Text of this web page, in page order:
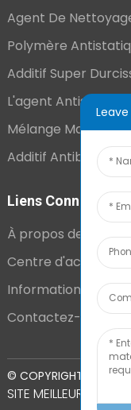
Agent De
Polymère
Additif Super
L'agent Antistatique
Mélange Maître VCI
Additif Antibuée
Liens Connexes
À propos de nous
Centre d'actualités
Informations
Contactez-nous
© COPYRIGHT - 2010-
SITE MEILLEUR BLOG